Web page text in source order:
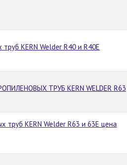
KERN Welder R40 и R40E
ТРУБ KERN WELDER R63
труб KERN Welder R63 и 63E цена